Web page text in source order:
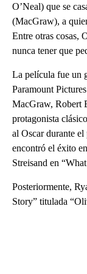
O’Neal) que se
(MacGraw), a
Entre otras cosas,
nunca tener que
La película fue un
Paramount
MacGraw, Robert
protagonista
al Oscar durante
encontró el éxito
Streisand en
Posteriormente,
Story” titulada